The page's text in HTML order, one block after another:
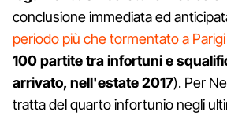
conclusione immediata ed
periodo più che tormentato a Parigi
100 partite tra infortuni e
arrivato, nell'estate 2017). Per
tratta del quarto infortunio negli